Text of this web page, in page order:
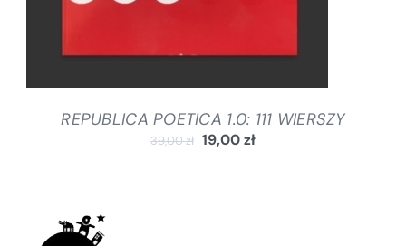
REPUBLICA POETICA 1.0: 111 WIERSZY
39,00zł 19,00zł